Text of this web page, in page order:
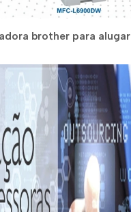
brother para alugar